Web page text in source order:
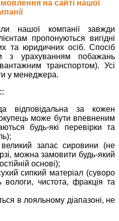
на сайті нашої
нашої компанії завжди
пропонуються вигідні
та юридичних осіб. Спосіб
з урахуванням побажань
транспортом). Усі
у менеджера.
відповідальна за кожен
може бути впевненим
будь-які перевірки та
запас сировини (не
можна замовити будь-який
основі);
сипкий матеріал (суворо
вологи, чистота, фракція та
в лояльному діапазоні, не